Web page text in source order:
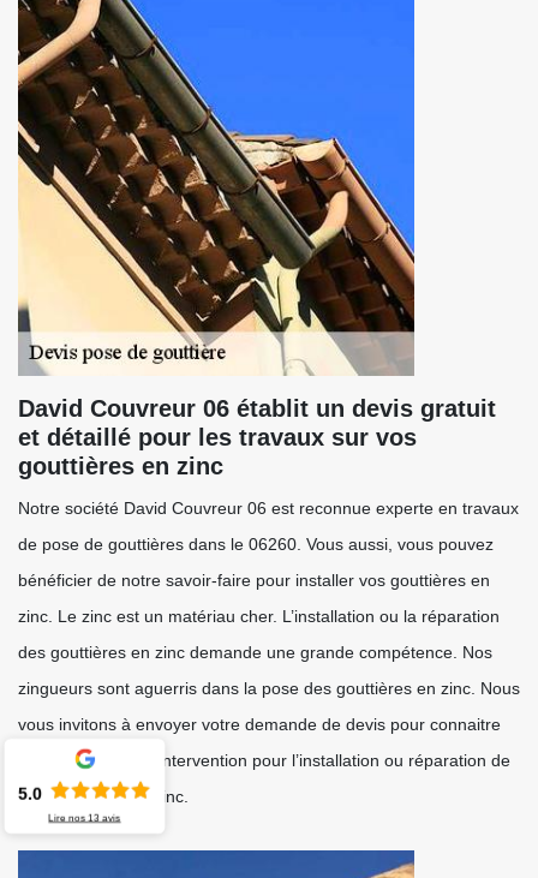
David Couvreur 06 établit un devis gratuit
et détaillé pour les travaux sur vos
gouttières en zinc
Notre société David Couvreur 06 est reconnue experte en travaux
de pose de gouttières dans le 06260. Vous aussi, vous pouvez
bénéficier de notre savoir-faire pour installer vos gouttières en
zinc. Le zinc est un matériau cher. L’installation ou la réparation
des gouttières en zinc demande une grande compétence. Nos
zingueurs sont aguerris dans la pose des gouttières en zinc. Nous
vous invitons à envoyer votre demande de devis pour connaitre
les coûts de notre intervention pour l’installation ou réparation de
vos gouttières en zinc.
5.0
Lire nos13 avis